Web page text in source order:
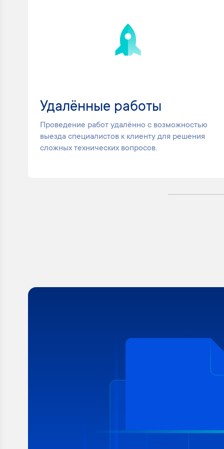
Удалённые работы
Проведение работ удалённо с возможностью
выезда специалистов к клиенту для решения
сложных технических вопросов.